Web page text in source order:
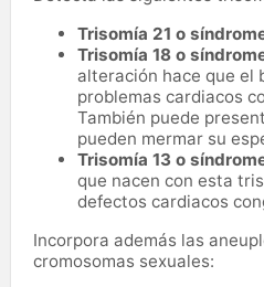
Trisomía 21 o
Trisomía 18 o
alteración hace que el
problemas cardiacos
También puede
pueden mermar su
Trisomía 13 o
que nacen con esta
defectos cardiacos
Incorpora además las
cromosomas sexuales: